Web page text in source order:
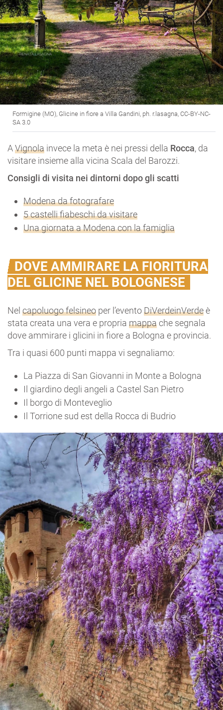
Formigine (MO), Glicine in fiore a Villa Gandini, ph. r.lasagna, CC-BY-NC-
SA 3.0
AVignola invece la meta è nei pressi della Rocca, da
visitare insieme alla vicina Scala del Barozzi.
Consigli di visita nei dintorni dopo gli scatti
Modena da fotografare
5 castelli fiabeschi da visitare
Una giornata a Modena con la famiglia
DOVE AMMIRARE LA FIORITURA
DEL GLICINE NEL BOLOGNESE
Nel capoluogo felsineo per l’eventoDiVerdeinVerdeè
stata creata una vera e propria mappache segnala
dove ammirare i glicini in fiore a Bologna e provincia.
Tra i quasi 600 punti mappa vi segnaliamo:
La Piazza di San Giovanni in Monte a Bologna
Il giardino degli angeli a Castel San Pietro
Il borgo di Monteveglio
Il Torrione sud est della Rocca di Budrio